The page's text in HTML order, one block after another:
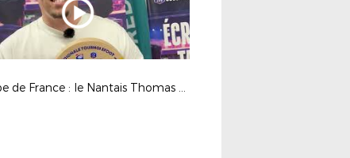
eCoupe de France : le Nantais Thomas Fluck remporte l'édition 2026 !